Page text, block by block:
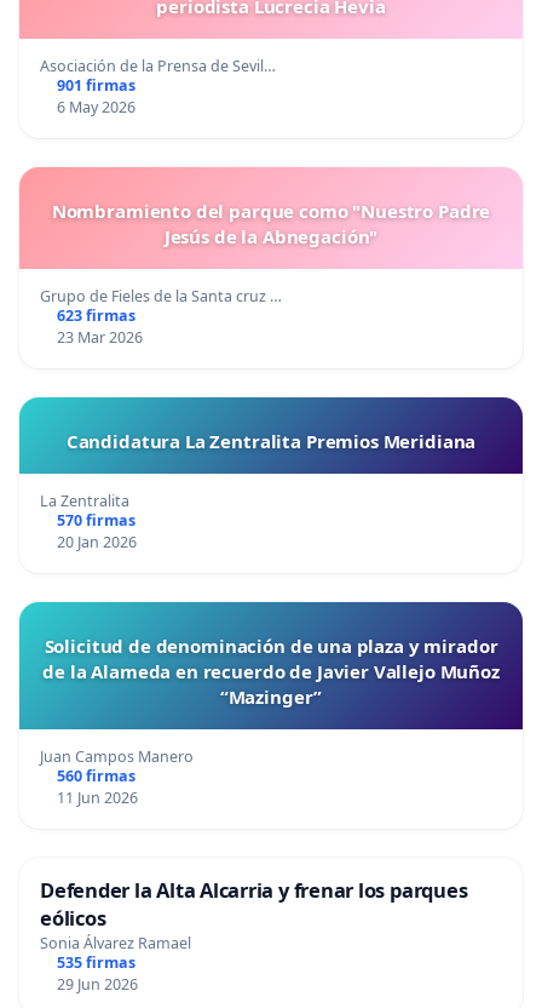
periodista Lucrecia Hevia
Asociación de la Prensa de Sevil…
901 firmas
6 May 2026
Nombramiento del parque como "Nuestro Padre
Jesús de la Abnegación"
Grupo de Fieles de la Santa cruz …
623 firmas
23 Mar 2026
Candidatura La Zentralita Premios Meridiana
La Zentralita
570 firmas
20 Jan 2026
Solicitud de denominación de una plaza y mirador
de la Alameda en recuerdo de Javier Vallejo Muñoz
“Mazinger”
Juan Campos Manero
560 firmas
11 Jun 2026
Defender la Alta Alcarria y frenar los parques
eólicos
Sonia Álvarez Ramael
535 firmas
29 Jun 2026